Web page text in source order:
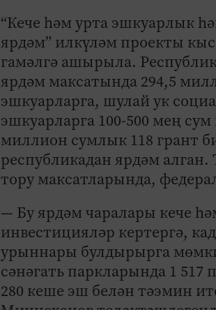
“Кече һәм урта эшкуарлык
ярдәм” илкүләм проекты
гамәлгә ашырыла.
ярдәм максатында 294,5
эшкуарларга, шулай ук
эшкуарларга 100-500 мең
миллион сумлык 118 грант
республикадан ярдәм
тору максатларында,
— Бу ярдәм чаралары кече
инвестицияләр кертергә,
урыннары булдырырга
сәнәгать паркларында 1 517
280 кеше эш белән тәэмин